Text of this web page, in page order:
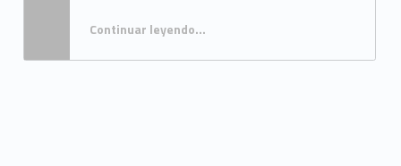
Continuar leyendo…